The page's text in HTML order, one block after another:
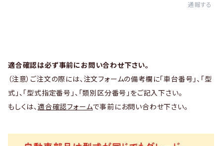
通報する
適合確認は必ず事前にお問い合わせ下さい。
（注意）ご注文の際には、注文フォームの備考欄に「車台番号」、「型
式」、「型式指定番号」、「類別区分番号」をご記入下さい。
もしくは、 適合確認フォームで事前にお問い合わせ下さい。